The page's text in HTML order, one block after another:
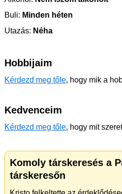
Buli: Minden héten
Utazás: Néha
Hobbijaim
Kérdezd meg tőle, hogy mik a
Kedvenceim
Kérdezd meg tőle, hogy mit
Komoly társkeresés a
társkeresőn